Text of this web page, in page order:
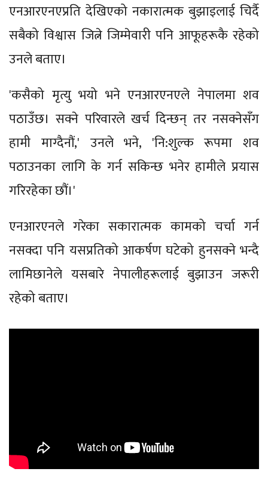
एनआरएनएप्रति देखिएको नकारात्मक बुझाइलाई चिर्दै
सबैको विश्वास जित्ने जिम्मेवारी पनि आफूहरूकै रहेको
उनले बताए।
'कसैको मृत्यु भयो भने एनआरएनएले नेपालमा शव
पठाउँछ। सक्ने परिवारले खर्च दिन्छन् तर नसक्नेसँग
हामी माग्दैनौं,' उनले भने, 'नि:शुल्क रूपमा शव
पठाउनका लागि के गर्न सकिन्छ भनेर हामीले प्रयास
गरिरहेका छौं।'
एनआरएनले गरेका सकारात्मक कामको चर्चा गर्न
नसक्दा पनि यसप्रतिको आकर्षण घटेको हुनसक्ने भन्दै
लामिछानेले यसबारे नेपालीहरूलाई बुझाउन जरूरी
रहेको बताए।